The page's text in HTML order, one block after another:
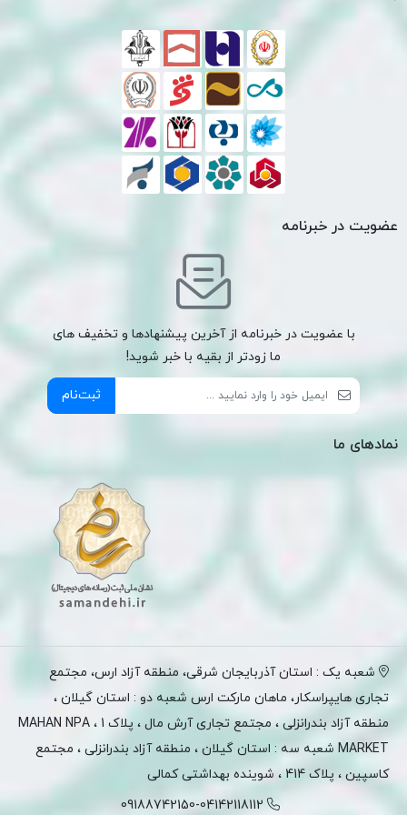
عضویت در خبرنامه
با عضویت در خبرنامه از آخرین پیشنهادها و تخفیف های
ما زودتر از بقیه با خبر شوید!
ثبت‌نام
نمادهای ما
شعبه یک : استان آذربایجان شرقی، منطقه آزاد ارس، مجتمع
تجاری هایپراسکار، ماهان مارکت ارس شعبه دو : استان گیلان ،
منطقه آزاد بندرانزلی ، مجتمع تجاری آرش مال ، پلاک 1 ، MAHAN NPA
MARKET شعبه سه : استان گیلان ، منطقه آزاد بندرانزلی ، مجتمع
کاسپین ، پلاک 414 ، شوینده بهداشتی کمالی
09188742150-04142118112